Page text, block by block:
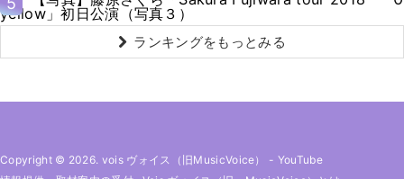
yellow」初日公演（写真３）
ランキングをもっとみる
Copyright © 2026. vois ヴォイス（旧MusicVoice） - YouTube